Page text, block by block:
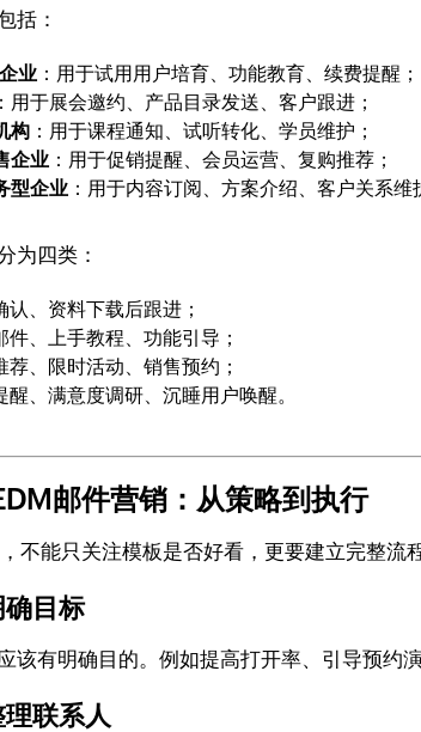
括：
业 ：用于试用用户培育、功能教育、续费提醒；
：用于展会邀约、产品目录发送、客户跟进；
构 ：用于课程通知、试听转化、学员维护；
企业 ：用于促销提醒、会员运营、复购推荐；
型企业 ：用于内容订阅、方案介绍、客户关系维
为四类：
认、资料下载后跟进；
件、上手教程、功能引导；
荐、限时活动、销售预约；
醒、满意度调研、沉睡用户唤醒。
邮件营销：从策略到执行
不能只关注模板是否好看，更要建立完整流
目标
该有明确目的。例如提高打开率、引导预约
联系人